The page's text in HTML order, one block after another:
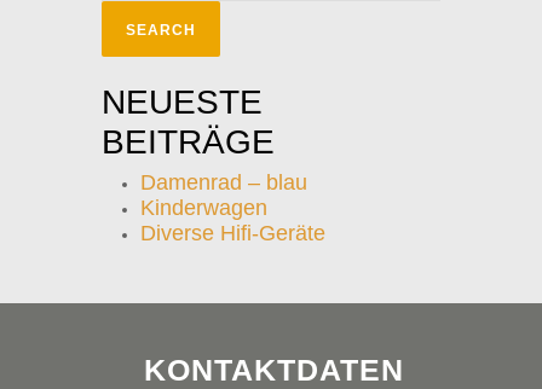
NEUESTE
BEITRÄGE
Damenrad – blau
Kinderwagen
Diverse Hifi-Geräte
KONTAKTDATEN